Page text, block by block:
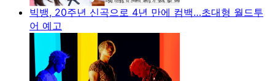
빅뱅, 20주년 신곡으로 4년 만에 컴백…초대형 월드투
어 예고